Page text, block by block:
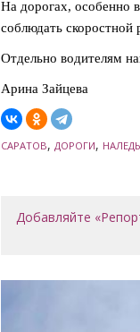
На дорогах, особенно
соблюдать скоростной
Отдельно водителям
Арина Зайцева
САРАТОВ, ДОРОГИ, НАЛЕДЬ
Добавляйте